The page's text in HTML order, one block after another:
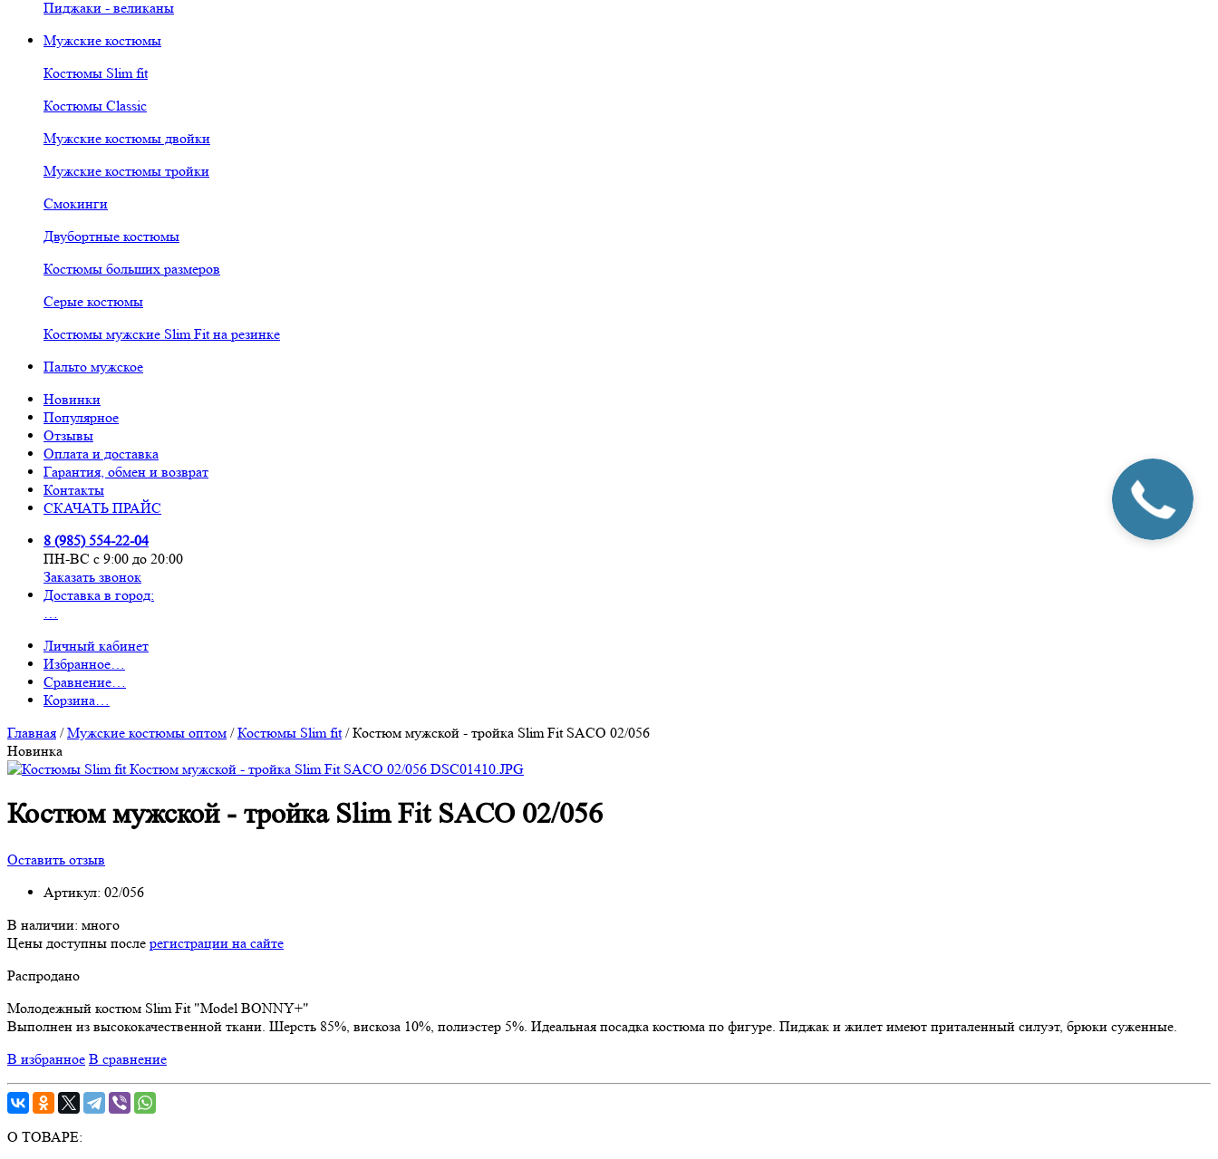
Пиджаки - великаны
Мужские костюмы
Костюмы Slim fit
Костюмы Classic
Мужские костюмы двойки
Мужские костюмы тройки
Смокинги
Двубортные костюмы
Костюмы больших размеров
Серые костюмы
Костюмы мужские Slim Fit на резинке
Пальто мужское
Новинки
Популярное
Отзывы
Оплата и доставка
Гарантия, обмен и возврат
Контакты
СКАЧАТЬ ПРАЙС
8 (985) 554-22-04
ПН-ВС с 9:00 до 20:00
Заказать звонок
Доставка в город:
…
Личный кабинет
Избранное…
Сравнение…
Корзина…
Главная /Мужские костюмы оптом /Костюмы Slim fit/Костюм мужской - тройка Slim Fit SACO 02/056
Новинка
Костюм мужской - тройка Slim Fit SACO 02/056
Оставить отзыв
Артикул: 02/056
В наличии: много
Цены доступны после регистрации на сайте
Распродано
Молодежный костюм Slim Fit "Model BONNY+"
Выполнен из высококачественной ткани. Шерсть 85%, вискоза 10%, полиэстер 5%. Идеальная посадка костюма по фигуре. Пиджак и жилет имеют приталенный силуэт, брюки суженные.
В избранное В сравнение
О ТОВАРЕ: